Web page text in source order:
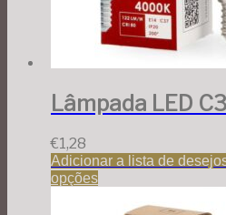
Lâmpada LED
€1,28
Adicionar a lista de
opções